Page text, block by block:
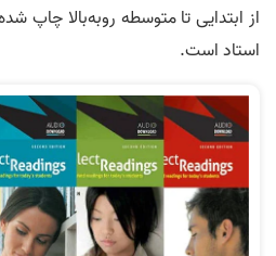
از ابتدایی تا متوسطه روبه‌بالا چاپ
استاد است.